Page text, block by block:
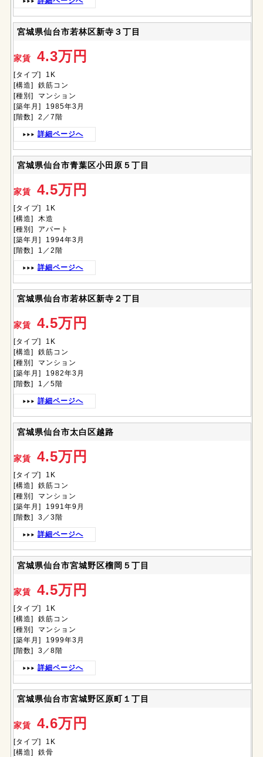
宮城県仙台市若林区新寺３丁目
家賃 4.3万円
[タイプ] 1K
[構造] 鉄筋コン
[種別] マンション
[築年月] 1985年3月
[階数] 2／7階
詳細ページへ
宮城県仙台市青葉区小田原５丁目
家賃 4.5万円
[タイプ] 1K
[構造] 木造
[種別] アパート
[築年月] 1994年3月
[階数] 1／2階
詳細ページへ
宮城県仙台市若林区新寺２丁目
家賃 4.5万円
[タイプ] 1K
[構造] 鉄筋コン
[種別] マンション
[築年月] 1982年3月
[階数] 1／5階
詳細ページへ
宮城県仙台市太白区越路
家賃 4.5万円
[タイプ] 1K
[構造] 鉄筋コン
[種別] マンション
[築年月] 1991年9月
[階数] 3／3階
詳細ページへ
宮城県仙台市宮城野区榴岡５丁目
家賃 4.5万円
[タイプ] 1K
[構造] 鉄筋コン
[種別] マンション
[築年月] 1999年3月
[階数] 3／8階
詳細ページへ
宮城県仙台市宮城野区原町１丁目
家賃 4.6万円
[タイプ] 1K
[構造] 鉄骨